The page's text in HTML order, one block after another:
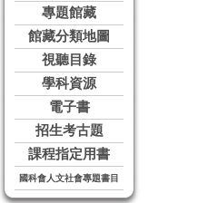
專題館藏
館藏分類地圖
視聽目錄
學科資源
電子書
招生考古題
課程指定用書
國科會人文社會專題書目